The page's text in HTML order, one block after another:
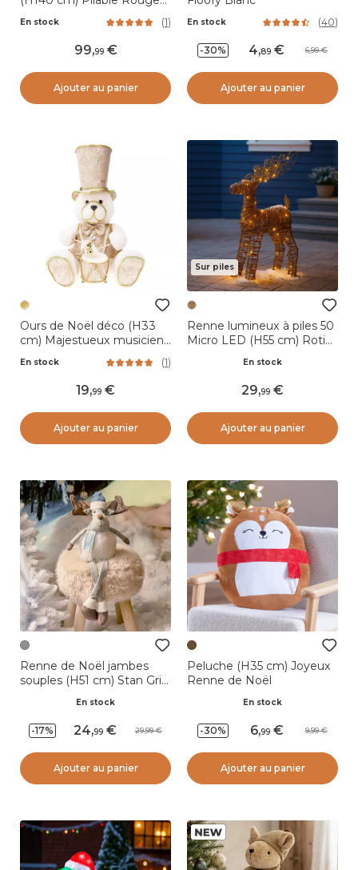
En stock (1)
99,99
Ajouter au panier
En stock (40)
-30% 4,89 6,99
Ajouter au panier
Ours de Noël déco (H33
cm) Majestueux musicien
En stock (1)
19,99
Ajouter au panier
Sur piles
Renne lumineux à piles 50
Micro LED (H55 cm) Rotin
En stock
29,99
Ajouter au panier
Renne de Noël jambes
souples (H51 cm) Stan Gris
En stock
-17% 24,99 29,99
Ajouter au panier
Peluche (H35 cm) Joyeux
Renne de Noël
En stock
-30% 6,99 9,99
Ajouter au panier